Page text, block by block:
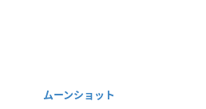
ムーンショット